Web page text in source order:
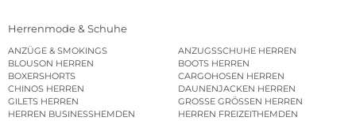
Herrenmode & Schuhe
ANZÜGE & SMOKINGS
ANZUGSSCHUHE HERREN
BLOUSON HERREN
BOOTS HERREN
BOXERSHORTS
CARGOHOSEN HERREN
CHINOS HERREN
DAUNENJACKEN HERREN
GILETS HERREN
GROSSE GRÖSSEN HERREN
HERREN BUSINESSHEMDEN
HERREN FREIZEITHEMDEN